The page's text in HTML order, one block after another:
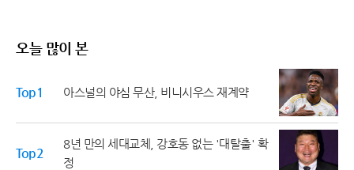
오늘 많이 본
Top1 아스널의 야심 무산, 비니시우스 재계약
Top2
8년 만의 세대교체, 강호동 없는 '대탈출' 확
정